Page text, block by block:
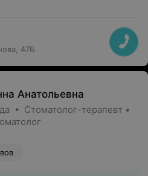
47Б
Анатольевна
• Стоматолог-терапевт •